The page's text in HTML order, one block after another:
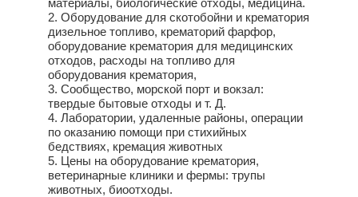
материалы, биологические отходы, медицина.
2. Оборудование для скотобойни и крематория
дизельное топливо, крематорий фарфор,
оборудование крематория для медицинских
отходов, расходы на топливо для
оборудования крематория,
3. Сообщество, морской порт и вокзал:
твердые бытовые отходы и т. Д.
4. Лаборатории, удаленные районы, операции
по оказанию помощи при стихийных
бедствиях, кремация животных
5. Цены на оборудование крематория,
ветеринарные клиники и фермы: трупы
животных, биоотходы.